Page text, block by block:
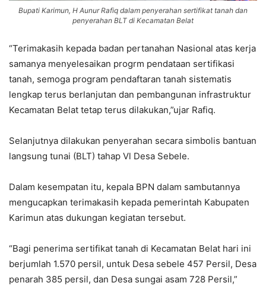
Bupati Karimun, H Aunur Rafiq dalam penyerahan sertifikat tanah dan
penyerahan BLT di Kecamatan Belat
“Terimakasih kepada badan pertanahan Nasional atas kerja
samanya menyelesaikan progrm pendataan sertifikasi
tanah, semoga program pendaftaran tanah sistematis
lengkap terus berlanjutan dan pembangunan infrastruktur
Kecamatan Belat tetap terus dilakukan,”ujar Rafiq.
Selanjutnya dilakukan penyerahan secara simbolis bantuan
langsung tunai (BLT) tahap Vl Desa Sebele.
Dalam kesempatan itu, kepala BPN dalam sambutannya
mengucapkan terimakasih kepada pemerintah Kabupaten
Karimun atas dukungan kegiatan tersebut.
“Bagi penerima sertifikat tanah di Kecamatan Belat hari ini
berjumlah 1.570 persil, untuk Desa sebele 457 Persil, Desa
penarah 385 persil, dan Desa sungai asam 728 Persil,”